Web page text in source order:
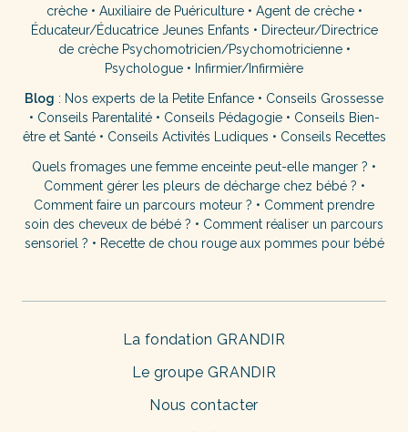
crèche• Auxiliaire de Puériculture• Agent de crèche•
Éducateur/Éducatrice Jeunes Enfants • Directeur/Directrice
de crèche Psychomotricien/Psychomotricienne•
Psychologue • Infirmier/Infirmière
Blog : Nos experts de la Petite Enfance • Conseils Grossesse
• Conseils Parentalité• Conseils Pédagogie• Conseils Bien-
être et Santé• Conseils Activités Ludiques • Conseils Recettes
Quels fromages une femme enceinte peut-elle manger ? •
Comment gérer les pleurs de décharge chez bébé ? •
Comment faire un parcours moteur ? • Comment prendre
soin des cheveux de bébé ? • Comment réaliser un parcours
sensoriel ? • Recette de chou rouge aux pommes pour bébé
La fondation GRANDIR
Le groupe GRANDIR
Nous contacter